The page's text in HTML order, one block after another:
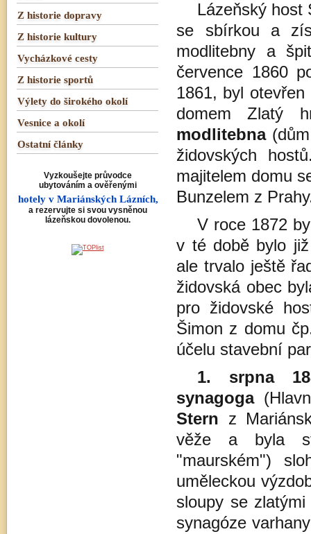
Z historie dopravy
Z historie kultury
Vycházkové cesty
Z historie sportů
Výlety do širokého okolí
Vesnice a okolí
Ostatní články
Vyzkoušejte průvodce
ubytováním a ověřenými
hotely v Mariánských Lázních,
a rezervujte si svou vysněnou
lázeňskou dovolenou.
Lázeňský host
se sbírkou a
modlitebny a
července 1860
1861, byl
domem Zlatý
modlitebna
židovských
majitelem domu
Bunzelem z
V roce 1872
v té době bylo
ale trvalo ještě
židovská obec
pro židovské
Šimon z domu
účelu stavební
1. srpna
synagoga
Stern z
věže a byla
"maurském")
uměleckou
sloupy se
synagóze